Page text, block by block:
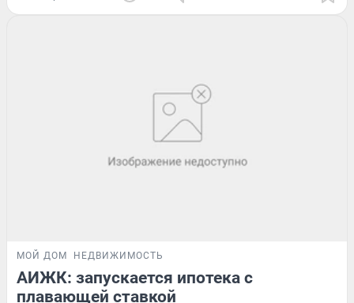
МОЙ ДОМ НЕДВИЖИМОСТЬ
АИЖК: запускается ипотека с
плавающей ставкой